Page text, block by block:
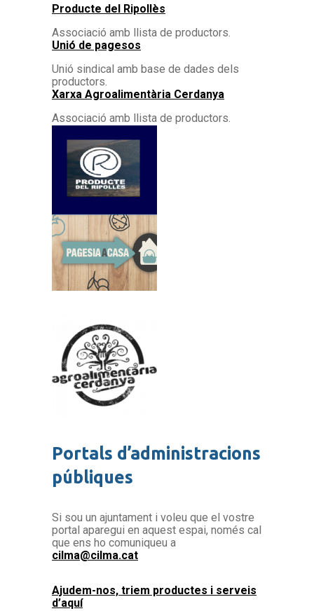
Producte del Ripollès
Associació amb llista de productors.
Unió de pagesos
Unió sindical amb base de dades dels
productors.
Xarxa Agroalimentària Cerdanya
Associació amb llista de productors.
Portals d’administracions
públiques
Si sou un ajuntament i voleu que el vostre
portal aparegui en aquest espai, només cal
que ens ho comuniqueu a
cilma@cilma.cat
Ajudem-nos, triem productes i serveis
d’aquí